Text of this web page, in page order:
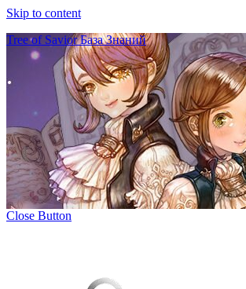
Skip to content
Tree of Savior База Знаний
Close Button